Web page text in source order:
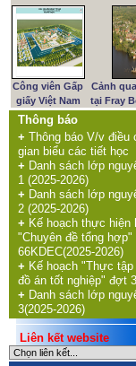
Công viên Gấp
giấy Việt Nam
Cảnh
tại Fray
Thông báo
+ Thông báo V/v điều
gian biểu các tiết học
+ Danh sách lớp
1 (2025-2026)
+ Danh sách lớp
2 (2025-2026)
+ Kế hoạch thực hiện
"Chuyên đề tổng
66KDEC(2025-2026)
+ Kế hoạch "Thực
đồ án tốt nghiệp" đợt
+ Danh sách lớp
3(2025-2026)
Liên kết website